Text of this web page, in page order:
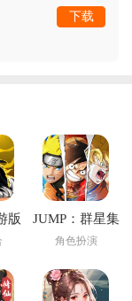
下载
版
JUMP：群星集
结下载安装
角色扮演